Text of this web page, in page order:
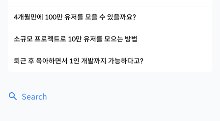
Search
4개월만에 100만 유저를 모을 수 있을까요?
소규모 프로젝트로 10만 유저를 모으는 방법
퇴근 후 육아하면서 1인 개발까지 가능하다고?